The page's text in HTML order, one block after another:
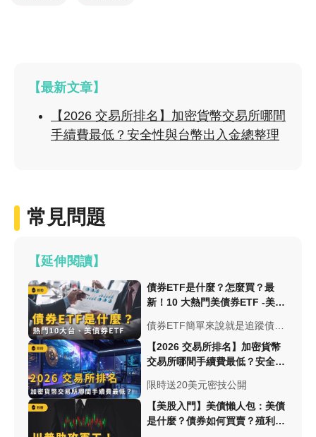
【最新文章】
【2026 交易所排名】加密貨幣交易所哪間
手續費最低？安全性與台幣出入金總整理
常見問題
【延伸閱讀】
債券ETF是什麼？怎麼買？最
新！10 大熱門美債券ETF -美股
債券ETF簡單來說就是追蹤債券
指數表現的ETF，買賣股票方式
相同，債券 ETF 猶如持有一籃
子的債券，本篇將介紹台、美10
大熱門債券ETF！
【2026 交易所排名】加密貨幣
交易所哪間手續費最低？安全性
限時送20美元密技公開
【美股入門】美債懶人包：美債
是什麼？債券如何買賣？殖利率